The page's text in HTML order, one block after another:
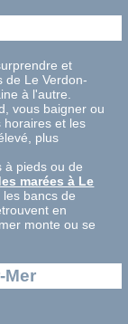
et
de Le Verdon-
à l'autre.
vous baigner ou
horaires et les
plus
à pieds ou de
marées à Le
bancs de
en
monte ou se
Mer